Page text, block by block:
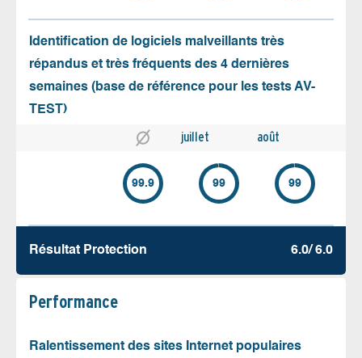
Identification de logiciels malveillants très
répandus et très fréquents des 4 dernières
semaines (base de référence pour les tests AV-
TEST)
juillet août
99.9 99 99
Résultat Protection 6.0/ 6.0
Performance
Ralentissement des sites Internet populaires